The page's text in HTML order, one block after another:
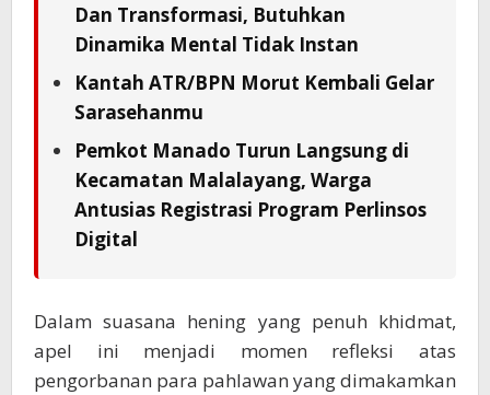
Dan Transformasi, Butuhkan
Dinamika Mental Tidak Instan
Kantah ATR/BPN Morut Kembali Gelar
Sarasehanmu
Pemkot Manado Turun Langsung di
Kecamatan Malalayang, Warga
Antusias Registrasi Program Perlinsos
Digital
​Dalam suasana hening yang penuh khidmat,
apel ini menjadi momen refleksi atas
pengorbanan para pahlawan yang dimakamkan